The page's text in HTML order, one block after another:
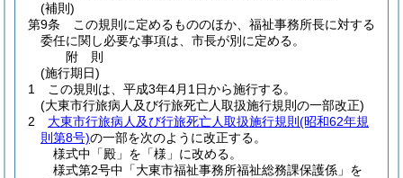
(補則)
第9条
この規則に定めるもののほか、福祉事務所長に対する
委任に関し必要な事項は、市長が別に定める。
附 則
(施行期日)
1
この規則は、平成3年4月1日から施行する。
(大東市行旅病人及び行旅死亡人取扱施行規則の一部改正)
2
大東市行旅病人及び行旅死亡人取扱施行規則 (昭和62年規
則第8号)の一部を次のように改正する。
様式中「殿」を「様」に改める。
様式第2号中「大東市福祉事務所福祉総務課保護係」を